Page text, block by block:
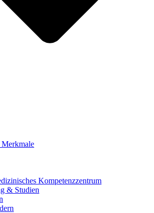
Kompetenzzentrum
& Studien